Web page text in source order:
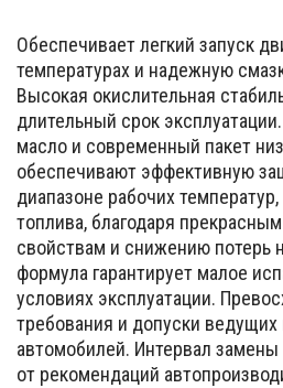
Обеспечивает легкий запуск
температурах и надежную
Высокая окислительная
длительный срок
масло и современный пакет
обеспечивают эффективную
диапазоне рабочих
топлива, благодаря
свойствам и снижению потерь
формула гарантирует малое
условиях эксплуатации.
требования и допуски ведущих
автомобилей. Интервал
от рекомендаций